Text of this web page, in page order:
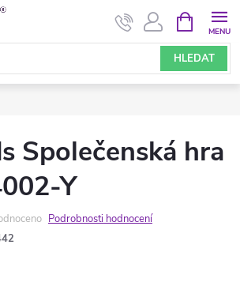
HLEDAT
NÁKUPNÍ
KOŠÍK
Společenská hra
Y
Podrobnosti hodnocení